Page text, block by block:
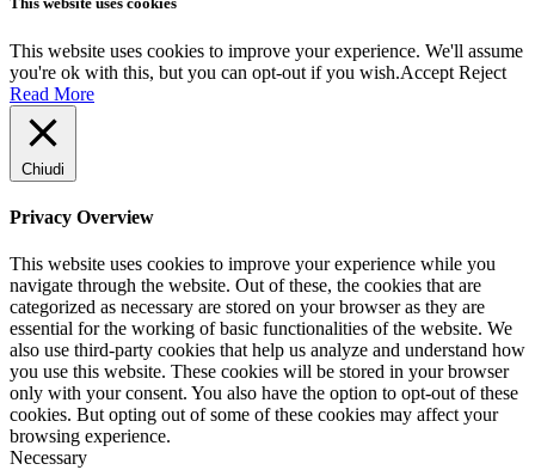
This website uses cookies to improve your experience. We'll assume
you're ok with this, but you can opt-out if you wish.Accept Reject
Read More
Chiudi
Privacy Overview
This website uses cookies to improve your experience while you
navigate through the website. Out of these, the cookies that are
categorized as necessary are stored on your browser as they are
essential for the working of basic functionalities of the website. We
also use third-party cookies that help us analyze and understand how
you use this website. These cookies will be stored in your browser
only with your consent. You also have the option to opt-out of these
cookies. But opting out of some of these cookies may affect your
browsing experience.
Necessary